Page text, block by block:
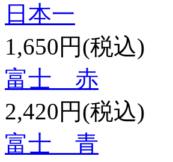
日本一
1,650円(税込)
富士 赤
2,420円(税込)
富士 青